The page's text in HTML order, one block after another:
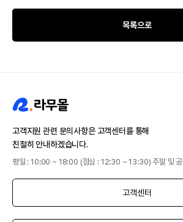
목록으로
고객지원 관련 문의사항은 고객센터를 통해
친절히 안내하겠습니다.
평일 : 10:00 ~ 18:00 (점심 : 12:30 ~ 13:30) 주말 및 공
고객센터